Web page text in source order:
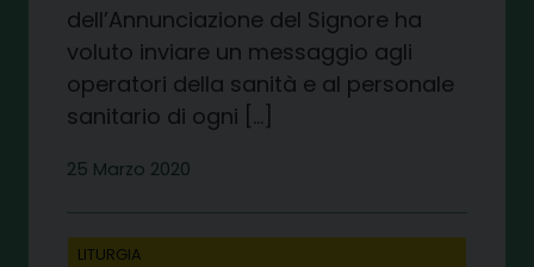
dell’Annunciazione del Signore ha
voluto inviare un messaggio agli
operatori della sanità e al personale
sanitario di ogni […]
25 Marzo 2020
LITURGIA